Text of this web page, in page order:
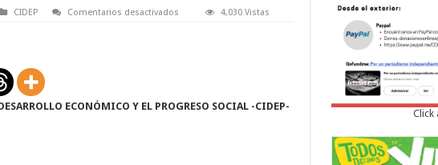
CIDEP Comentarios desactivadosen
4,030 Vistas
ECONÓMICO Y EL PROGRESO SOCIAL -CIDEP-
Click